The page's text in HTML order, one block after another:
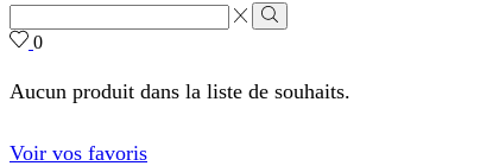
Zone
de
saisie
recherche
Rechercher
0
Aucun produit dans la liste de souhaits.
Voir vos favoris